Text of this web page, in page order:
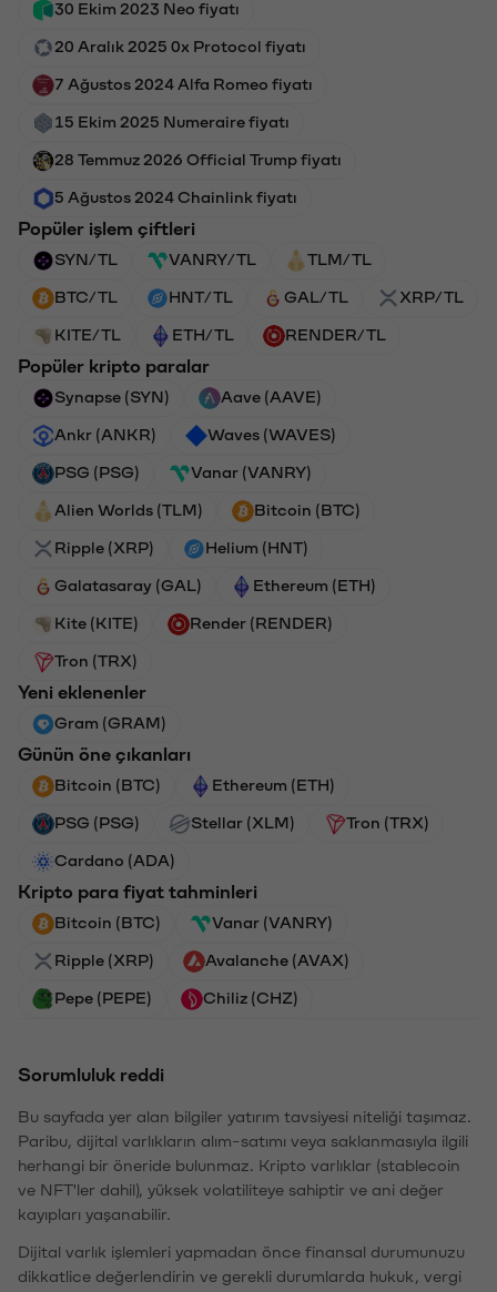
30 Ekim 2023 Neo fiyatı
20 Aralık 2025 0x Protocol fiyatı
7 Ağustos 2024 Alfa Romeo fiyatı
15 Ekim 2025 Numeraire fiyatı
28 Temmuz 2026 Official Trump fiyatı
5 Ağustos 2024 Chainlink fiyatı
Popüler işlem çiftleri
SYN/TL VANRY/TL TLM/TL
BTC/TL HNT/TL GAL/TL XRP/TL
KITE/TL ETH/TL RENDER/TL
Popüler kripto paralar
Synapse (SYN) Aave (AAVE)
Ankr (ANKR) Waves (WAVES)
PSG (PSG) Vanar (VANRY)
Alien Worlds (TLM) Bitcoin (BTC)
Ripple (XRP) Helium (HNT)
Galatasaray (GAL) Ethereum (ETH)
Kite (KITE) Render (RENDER)
Tron (TRX)
Yeni eklenenler
Gram (GRAM)
Günün öne çıkanları
Bitcoin (BTC) Ethereum (ETH)
PSG (PSG) Stellar (XLM) Tron (TRX)
Cardano (ADA)
Kripto para fiyat tahminleri
Bitcoin (BTC) Vanar (VANRY)
Ripple (XRP) Avalanche (AVAX)
Pepe (PEPE) Chiliz (CHZ)
Sorumluluk reddi
Bu sayfada yer alan bilgiler yatırım tavsiyesi niteliği taşımaz.
Paribu, dijital varlıkların alım-satımı veya saklanmasıyla ilgili
herhangi bir öneride bulunmaz. Kripto varlıklar (stablecoin
ve NFT'ler dahil), yüksek volatiliteye sahiptir ve ani değer
kayıpları yaşanabilir.
Dijital varlık işlemleri yapmadan önce finansal durumunuzu
dikkatlice değerlendirin ve gerekli durumlarda hukuk, vergi